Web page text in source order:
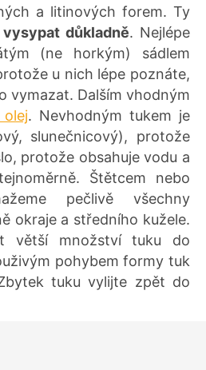
a litinových forem. Ty
důkladně. Nejlépe
(ne horkým) sádlem
u nich lépe poznáte,
vymazat. Dalším vhodným
. Nevhodným tukem je
slunečnicový), protože
protože obsahuje vodu a
Štětcem nebo
pečlivě všechny
okraje a středního kužele.
větší množství tuku do
pohybem formy tuk
tuku vylijte zpět do